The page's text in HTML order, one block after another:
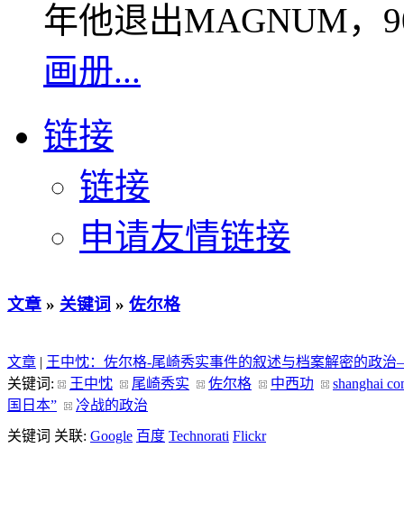
年他退出MAGNUM，
画册...
链接
链接
申请友情链接
文章 » 关键词 » 佐尔格
文章 | 王中忱：佐尔格-尾崎秀实事件的叙述与档案解密的政
关键词:
王中忱 尾崎秀实 佐尔格 中西功
shanghai
国日本”
冷战的政治
关键词 关联: Google 百度 Technorati Flickr